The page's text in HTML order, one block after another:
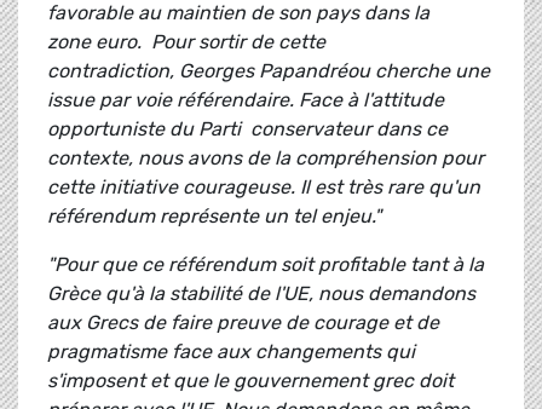
favorable au maintien de son pays dans la
zone euro. Pour sortir de cette
contradiction, Georges Papandréou cherche une
issue par voie référendaire. Face à l'attitude
opportuniste du Parti conservateur dans ce
contexte, nous avons de la compréhension pour
cette initiative courageuse. Il est très rare qu'un
référendum représente un tel enjeu."
"Pour que ce référendum soit profitable tant à la
Grèce qu'à la stabilité de l'UE, nous demandons
aux Grecs de faire preuve de courage et de
pragmatisme face aux changements qui
s'imposent et que le gouvernement grec doit